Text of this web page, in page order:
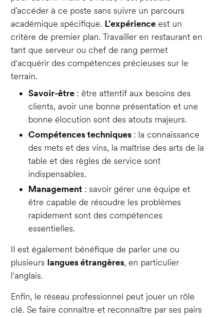
d’accéder à ce poste sans suivre un parcours
académique spécifique. L'expérience est un
critère de premier plan. Travailler en restaurant en
tant que serveur ou chef de rang permet
d'acquérir des compétences précieuses sur le
terrain.
Savoir-être : être attentif aux besoins des
clients, avoir une bonne présentation et une
bonne élocution sont des atouts majeurs.
Compétences techniques : la connaissance
des mets et des vins, la maîtrise des arts de la
table et des règles de service sont
indispensables.
Management : savoir gérer une équipe et
être capable de résoudre les problèmes
rapidement sont des compétences
essentielles.
Il est également bénéfique de parler une ou
plusieurs langues étrangères, en particulier
l'anglais.
Enfin, le réseau professionnel peut jouer un rôle
clé. Se faire connaître et reconnaître par ses pairs